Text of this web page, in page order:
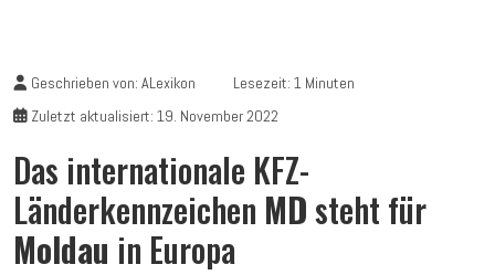
Geschrieben von: ALexikon
Lesezeit: 1 Minuten
Zuletzt aktualisiert: 19. November 2022
Das internationale KFZ-
Länderkennzeichen MDsteht für
Moldau in Europa